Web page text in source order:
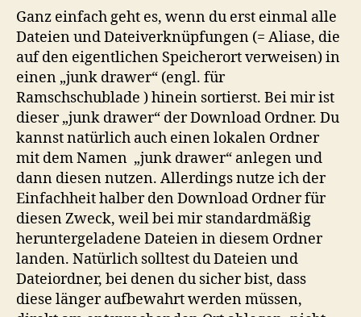
Ganz einfach geht es, wenn du erst einmal alle
Dateien und Dateiverknüpfungen (= Aliase, die
auf den eigentlichen Speicherort verweisen) in
einen „junk drawer“ (engl. für
Ramschschublade ) hinein sortierst. Bei mir ist
dieser „junk drawer“ der Download Ordner. Du
kannst natürlich auch einen lokalen Ordner
mit dem Namen „junk drawer“ anlegen und
dann diesen nutzen. Allerdings nutze ich der
Einfachheit halber den Download Ordner für
diesen Zweck, weil bei mir standardmäßig
heruntergeladene Dateien in diesem Ordner
landen. Natürlich solltest du Dateien und
Dateiordner, bei denen du sicher bist, dass
diese länger aufbewahrt werden müssen,